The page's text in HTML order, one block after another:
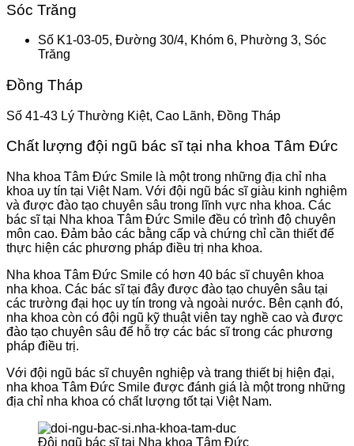
Sóc Trăng
Số K1-03-05, Đường 30/4, Khóm 6, Phường 3, Sóc
Trăng
Đồng Tháp
Số 41-43 Lý Thường Kiệt, Cao Lãnh, Đồng Tháp
Chất lượng đội ngũ bác sĩ tại nha khoa Tâm Đức
Nha khoa Tâm Đức Smile là một trong những địa chỉ nha
khoa uy tín tại Việt Nam. Với đội ngũ bác sĩ giàu kinh nghiệm
và được đào tạo chuyên sâu trong lĩnh vực nha khoa. Các
bác sĩ tại Nha khoa Tâm Đức Smile đều có trình độ chuyên
môn cao. Đảm bảo các bằng cấp và chứng chỉ cần thiết để
thực hiện các phương pháp điều trị nha khoa.
Nha khoa Tâm Đức Smile có hơn 40 bác sĩ chuyên khoa
nha khoa. Các bác sĩ tại đây được đào tạo chuyên sâu tại
các trường đại học uy tín trong và ngoài nước. Bên cạnh đó,
nha khoa còn có đội ngũ kỹ thuật viên tay nghề cao và được
đào tạo chuyên sâu để hỗ trợ các bác sĩ trong các phương
pháp điều trị.
Với đội ngũ bác sĩ chuyên nghiệp và trang thiết bị hiện đại,
nha khoa Tâm Đức Smile được đánh giá là một trong những
địa chỉ nha khoa có chất lượng tốt tại Việt Nam.
Đội ngũ bác sĩ tại Nha khoa Tâm Đức